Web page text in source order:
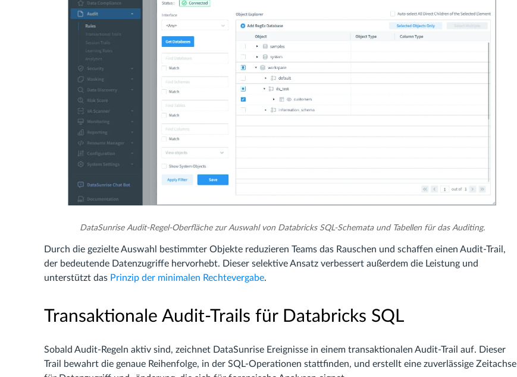
DataSunrise Audit-Regel-Oberfläche zur Auswahl von Databricks SQL-Schemata und Tabellen für das Auditing.
Durch die gezielte Auswahl bestimmter Objekte reduzieren Teams das Rauschen und schaffen einen Audit-Trail,
der bedeutende Datenzugriffe hervorhebt. Dieser selektive Ansatz verbessert außerdem die Leistung und
unterstützt das Prinzip der minimalen Rechtevergabe.
Transaktionale Audit-Trails für Databricks SQL
Sobald Audit-Regeln aktiv sind, zeichnet DataSunrise Ereignisse in einem transaktionalen Audit-Trail auf. Dieser
Trail bewahrt die genaue Reihenfolge, in der SQL-Operationen stattfinden, und erstellt eine zuverlässige Zeitachse